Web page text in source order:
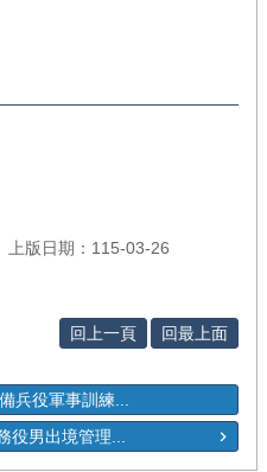
上版日期：115-03-26
回上一頁 回最上面
兵役軍事訓練...
役男出境管理...